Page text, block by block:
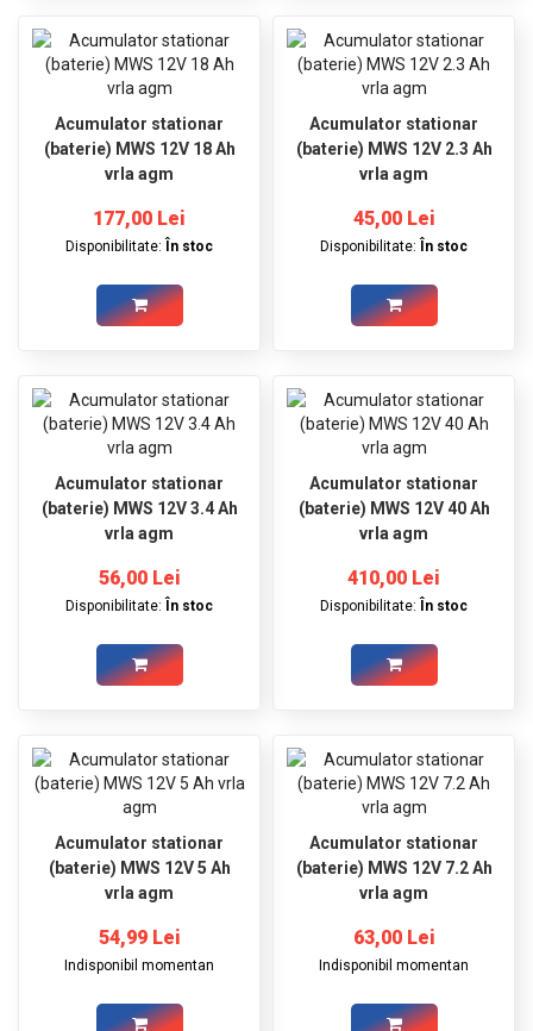
Acumulator stationar
(baterie) MWS 12V 18 Ah
vrla agm
177,00 Lei
Disponibilitate: În stoc
Acumulator stationar
(baterie) MWS 12V 2.3 Ah
vrla agm
45,00 Lei
Disponibilitate: În stoc
Acumulator stationar
(baterie) MWS 12V 3.4 Ah
vrla agm
56,00 Lei
Disponibilitate: În stoc
Acumulator stationar
(baterie) MWS 12V 40 Ah
vrla agm
410,00 Lei
Disponibilitate: În stoc
Acumulator stationar
(baterie) MWS 12V 5 Ah
vrla agm
54,99 Lei
Indisponibil momentan
Acumulator stationar
(baterie) MWS 12V 7.2 Ah
vrla agm
63,00 Lei
Indisponibil momentan